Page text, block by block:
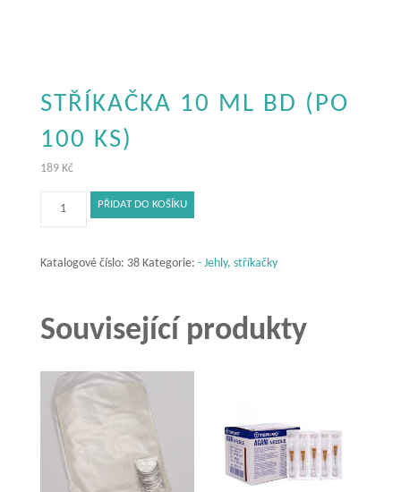
STŘÍKAČKA 10 ML BD (PO
100 KS)
189 Kč
Stříkačka
BD
ks)
PŘIDAT DO KOŠÍKU
Katalogové číslo: 38 Kategorie: - Jehly, stříkačky
Související produkty